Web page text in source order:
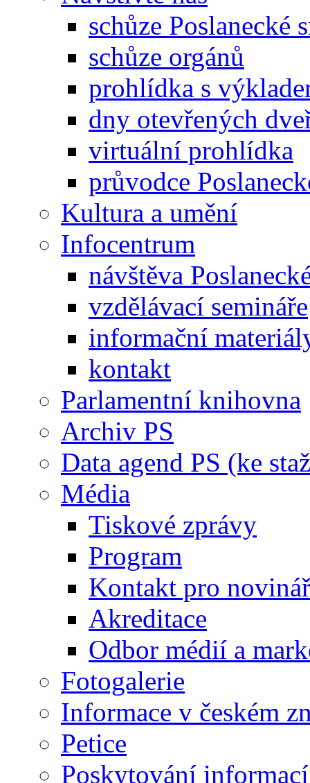
schůze Poslanecké
schůze orgánů
prohlídka s
dny otevřených
virtuální prohlídka
průvodce
Kultura a umění
Infocentrum
návštěva
vzdělávací semináře
informační
kontakt
Parlamentní knihovna
Archiv PS
Data agend PS (ke
Média
Tiskové zprávy
Program
Kontakt pro
Akreditace
Odbor médií a
Fotogalerie
Informace v českém
Petice
Poskytování informací